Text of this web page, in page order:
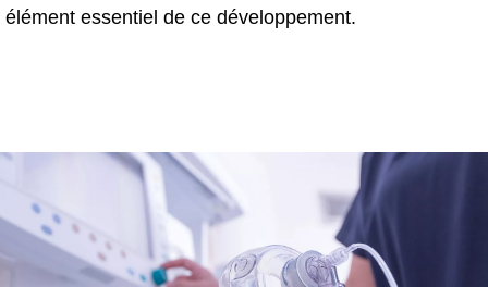
élément essentiel de ce développement.